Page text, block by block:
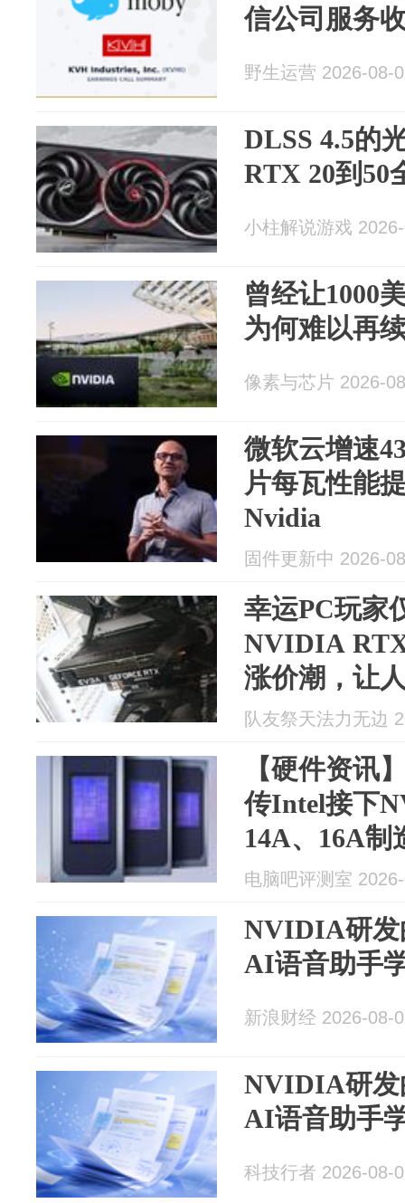
信公司服务
野生运营 2026-08-
DLSS 4.5的
RTX 20到50
小柱解说游戏
曾经让1000
为何难以再
像素与芯片 2026-
微软云增速
片每瓦性能
Nvidia
固件更新中 2026-
幸运PC玩家
NVIDIA
涨价潮，让
队友祭天法力无边
【硬件资讯
传Intel接下
14A、16A制
Intel代工又
电脑吧评测室
NVIDIA研
AI语音助手
新浪财经 2026-08-
NVIDIA研
AI语音助手
科技行者 2026-08-